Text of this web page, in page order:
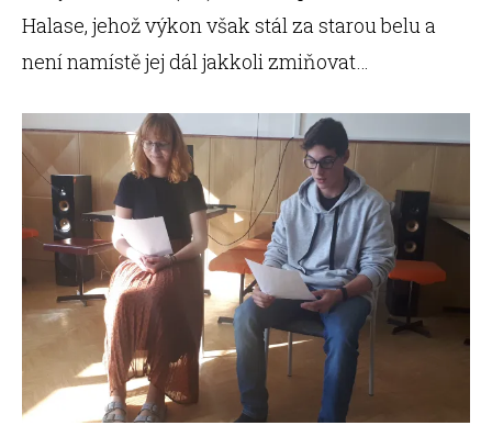
Halase, jehož výkon však stál za starou belu a
není namístě jej dál jakkoli zmiňovat…